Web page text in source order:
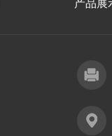
产品展